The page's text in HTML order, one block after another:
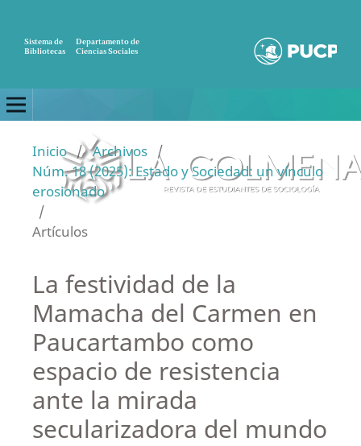
Sistema de
Bibliotecas
Departamento de
Ciencias Sociales
Inicio / Archivos /
Núm. 18 (2025): Estado y Sociedad: un vínculo
erosionado
/
Artículos
La festividad de la
Mamacha del Carmen en
Paucartambo como
espacio de resistencia
ante la mirada
secularizadora del mundo